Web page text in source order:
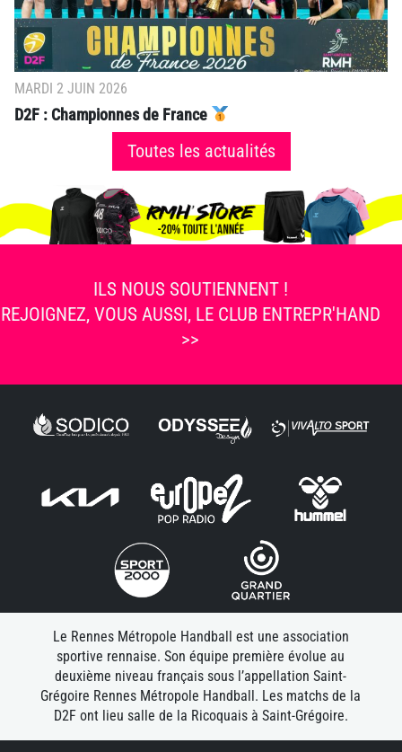
MARDI 2 JUIN 2026
D2F : Championnes de France
Toutes les actualités
ILS NOUS SOUTIENNENT !
REJOIGNEZ, VOUS AUSSI, LE CLUB ENTREPR'HAND
>>
Le Rennes Métropole Handball est une association
sportive rennaise. Son équipe première évolue au
deuxième niveau français sous l’appellation Saint-
Grégoire Rennes Métropole Handball. Les matchs de la
D2F ont lieu salle de la Ricoquais à Saint-Grégoire.